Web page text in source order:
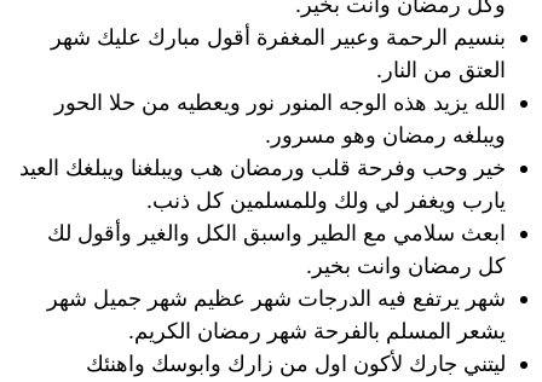
بنسيم الرحمة وعبير المغفرة أقول مبارك عليك شهر
العتق من النار.
الله يزيد هذه الوجه المنور نور ويعطيه من حلا الحور
ويبلغه رمضان وهو مسرور.
خير وحب وفرحة قلب ورمضان هب ويبلغنا ويبلغك العيد
يارب ويغفر لي ولك وللمسلمين كل ذنب.
ابعث سلامي مع الطير واسبق الكل والغير وأقول لك
كل رمضان وانت بخير.
شهر يرتفع فيه الدرجات شهر عظيم شهر جميل شهر
يشعر المسلم بالفرحة شهر رمضان الكريم.
ليتني جارك لأكون اول من زارك وابوسك واهنئك